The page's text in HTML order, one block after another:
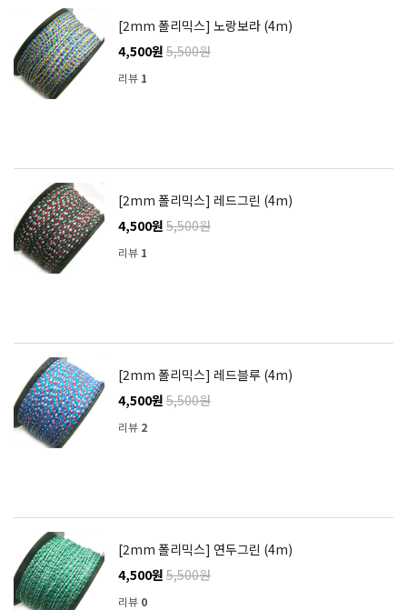
[2mm 폴리믹스] 노랑보라 (4m)
4,500원 5,500원
리뷰 1
[2mm 폴리믹스] 레드그린 (4m)
4,500원 5,500원
리뷰 1
[2mm 폴리믹스] 레드블루 (4m)
4,500원 5,500원
리뷰 2
[2mm 폴리믹스] 연두그린 (4m)
4,500원 5,500원
리뷰 0